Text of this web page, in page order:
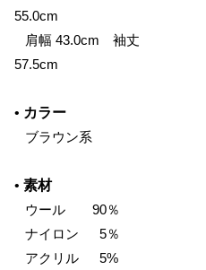
55.0cm
‌ 肩幅 43.0cm 袖丈
57.5cm
• カラー
‌ ブラウン系
• 素材
‌ ウール 90％
‌ ナイロン 5％
‌ アクリル 5%